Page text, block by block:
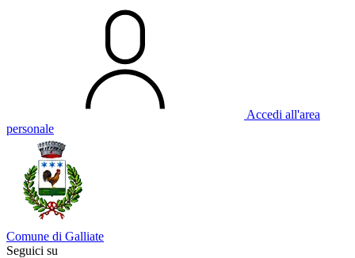
Accedi all'area
personale
Comune di Galliate
Seguici su